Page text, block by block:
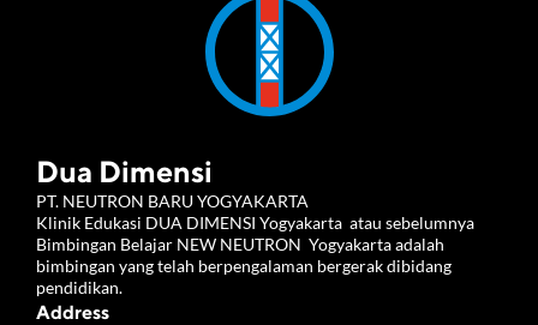
Dua Dimensi
PT. NEUTRON BARU YOGYAKARTA
Klinik Edukasi DUA DIMENSI Yogyakarta  atau sebelumnya
Bimbingan Belajar NEW NEUTRON  Yogyakarta adalah
bimbingan yang telah berpengalaman bergerak dibidang
pendidikan.
Address